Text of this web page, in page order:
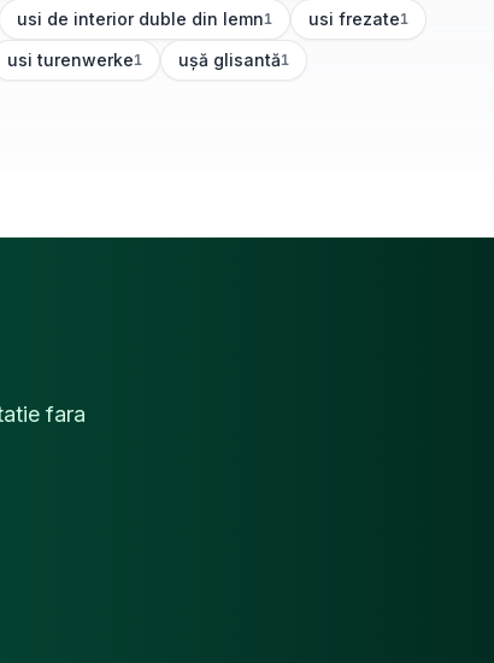
usi de interior duble din lemn
(1articole) 1 usi frezate
(1articole) 1
usi turenwerke
(1articole) 1 ușă glisantă
(1articole) 1
fara